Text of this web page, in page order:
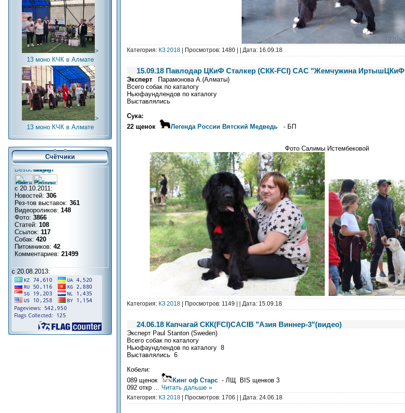
>
13 моно КЧК в Алмате
>
13 моно КЧК в Алмате
Счётчики
с 20.10.2011:
Новостей: 306
Рез-тов выставок: 361
Видеороликов: 148
Фото: 3866
Статей: 108
Ссылок: 117
Собак: 420
Питомников: 42
Комментариев: 21499
с 20.08.2013:
Категория: КЗ 2018 | Просмотров: 1480 | | Дата: 16.09.18
15.09.18 Павлодар ЦКиФ Сталкер (СКК-FCI) САС "Жемчужина ИртышЦКиФ
Эксперт
Парамонова А.(Алматы)
Всего собак по каталогу
Ньюфаундлендов по каталогу
Выставлялись
Сука:
22 щенок
Легенда России Вятский Медведь - БП
Фото Салимы Истембековой
Категория: КЗ 2018 | Просмотров: 1149 | | Дата: 15.09.18
24.06.18 Капчагай СКК(FCI)CACIB "Азия Виннер-3"(видео)
Эксперт Paul Stanton (Sweden)
Всего собак по каталогу
Ньюфаундлендов по каталогу 8
Выставлялись 6
Кобели:
089 щенок
Кинг оф Старс - ЛЩ BIS щенков 3
092 откр
Читать дальше »
Категория: КЗ 2018 | Просмотров: 1706 | | Дата: 24.06.18